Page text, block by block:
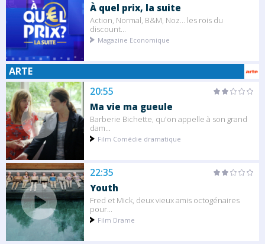
À quel prix, la suite
Action, Normal, B&M, Noz... les rois du
discount...
Magazine Economique
ARTE
20:55
Ma vie ma gueule
Barberie Bichette, qu'on appelle à son grand
dam...
Film Comédie dramatique
22:35
Youth
Fred et Mick, deux vieux amis octogénaires
pour...
Film Drame